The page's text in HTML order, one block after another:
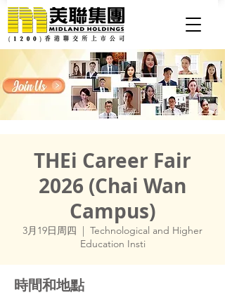
THEi Career Fair
2026 (Chai Wan
Campus)
3月19日周四
  |
Technological and Higher
Education Insti
時間和地點